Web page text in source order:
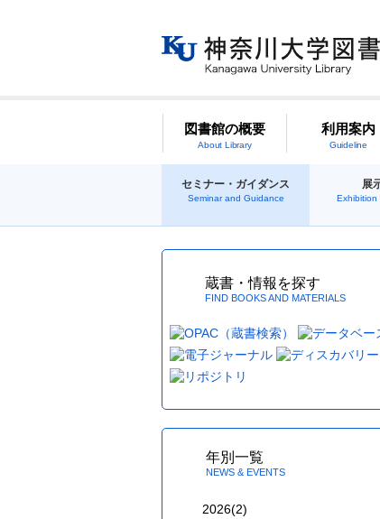
図書館の概要
About Library
利用案内
Guideline
セミナー・ガイダンス
Seminar and Guidance
展
Exhibition
蔵書・情報を探す
FIND BOOKS AND MATERIALS
年別一覧
NEWS & EVENTS
2026(2)